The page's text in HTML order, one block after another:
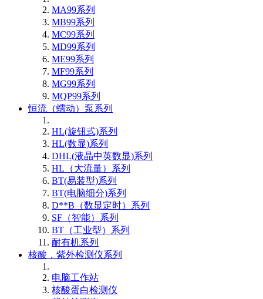
MA99系列
MB99系列
MC99系列
MD99系列
ME99系列
MF99系列
MG99系列
MQP99系列
恒流（蠕动）泵系列
HL(旋钮式)系列
HL(数显)系列
DHL(液晶中英数显)系列
HL（大流量）系列
BT(易装型)系列
BT(电脑细分)系列
D**B（数显定时）系列
SF（智能）系列
BT（工业型）系列
耐有机系列
核酸，紫外检测仪系列
电脑工作站
核酸蛋白检测仪